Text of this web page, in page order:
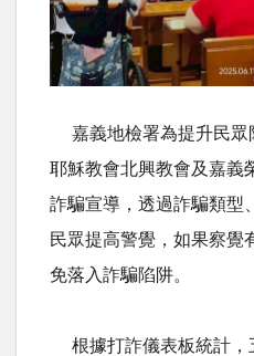
嘉義地檢署為提升民眾
耶穌教會北興教會及嘉義
詐騙宣導，透過詐騙類型
民眾提高警覺，如果察覺
免落入詐騙陷阱。
根據打詐儀表板統計，